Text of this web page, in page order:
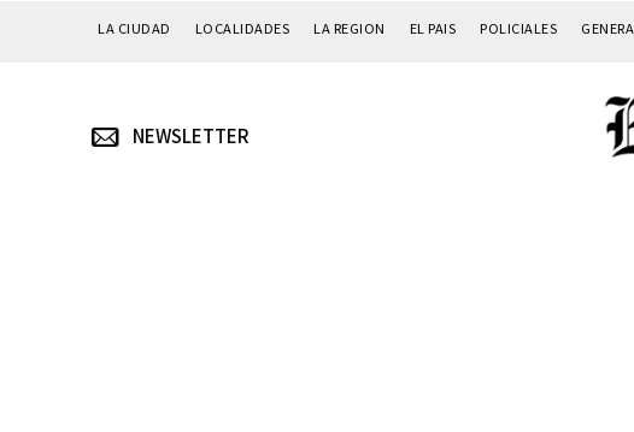
LA CIUDAD LOCALIDADES LA REGION EL PAIS POLICIALES
NEWSLETTER